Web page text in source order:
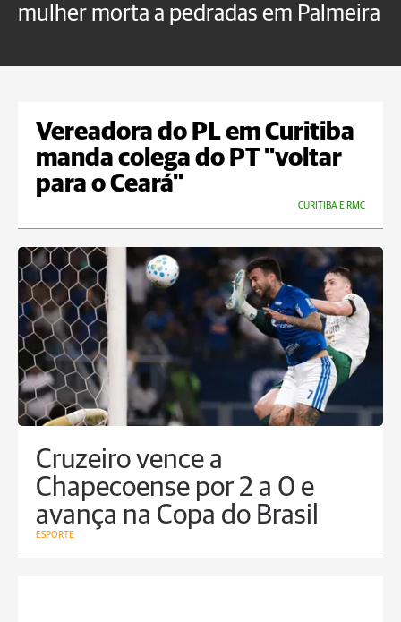
mulher morta a pedradas em Palmeira
Vereadora do PL em Curitiba
manda colega do PT "voltar
para o Ceará"
CURITIBA E RMC
Cruzeiro vence a
Chapecoense por 2 a 0 e
avança na Copa do Brasil
ESPORTE